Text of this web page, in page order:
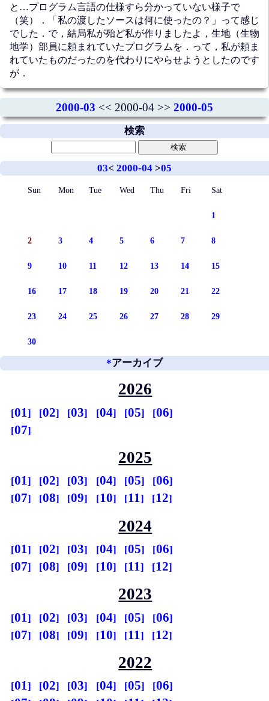
と…プログラム言語の仕様すら分かっていない様子で
（笑）．「私の渡したソースは何に使ったの？」って感じ
でした．で，結局私が殆ど私が作りましたよ，生地（生物
地学）部員に頼まれていたプログラムを．って，私が頼ま
れていたものだったのを代わりにやらせようとしたのです
が．
2000-03 << 2000-04 >> 2000-05
検索
03< 2000-04 >05
Sun Mon Tue Wed Thu Fri Sat
1
2 3 4 5 6 7 8
9 10 11 12 13 14 15
16 17 18 19 20 21 22
23 24 25 26 27 28 29
30
*アーカイブ
2026
01 02 03 04 05
06
07
2025
01 02 03 04 05
06
07
08 09 10 11 12
2024
01 02 03 04 05
06
07
08 09 10 11 12
2023
01 02 03 04 05
06
07
08 09 10 11 12
2022
01 02 03 04 05
06